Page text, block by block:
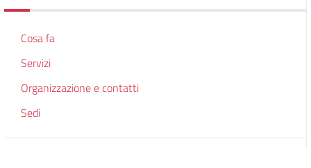
Cosa fa
Servizi
Organizzazione e contatti
Sedi